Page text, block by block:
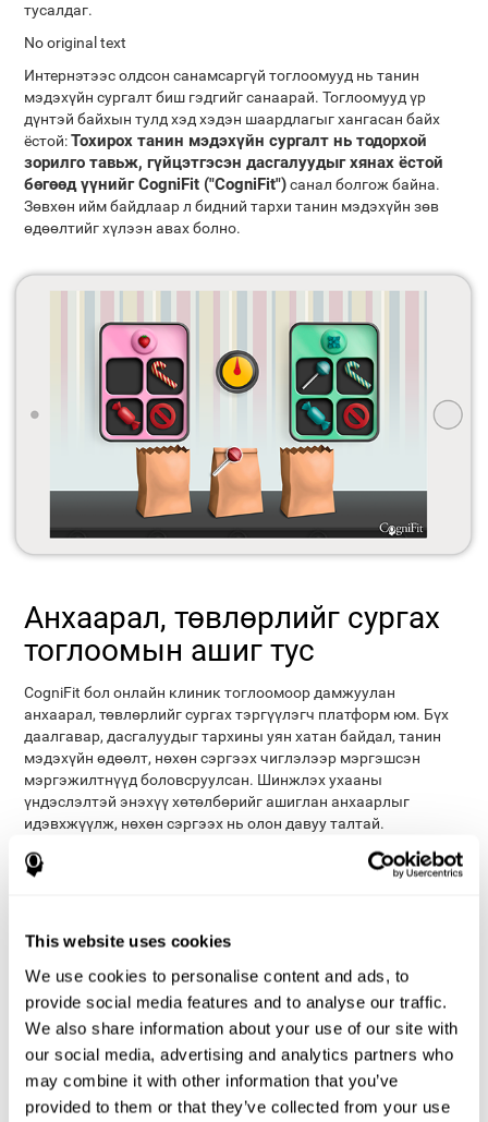
This website uses cookies
We use cookies to personalise content and ads, to
provide social media features and to analyse our traffic.
We also share information about your use of our site with
our social media, advertising and analytics partners who
may combine it with other information that you’ve
provided to them or that they’ve collected from your use
тусалдаг.
No original text
Интернэтээс олдсон санамсаргүй тоглоомууд нь танин
мэдэхүйн сургалт биш гэдгийг санаарай. Тоглоомууд үр
дүнтэй байхын тулд хэд хэдэн шаардлагыг хангасан байх
ёстой:Тохирох танин мэдэхүйн сургалт нь тодорхой
зорилго тавьж, гүйцэтгэсэн дасгалуудыг хянах ёстой
бөгөөд үүнийг CogniFit ("CogniFit")санал болгож байна.
Зөвхөн ийм байдлаар л бидний тархи танин мэдэхүйн зөв
өдөөлтийг хүлээн авах болно.
Анхаарал, төвлөрлийг сургах
тоглоомын ашиг тус
CogniFit бол онлайн клиник тоглоомоор дамжуулан
анхаарал, төвлөрлийг сургах тэргүүлэгч платформ юм. Бүх
даалгавар, дасгалуудыг тархины уян хатан байдал, танин
мэдэхүйн өдөөлт, нөхөн сэргээх чиглэлээр мэргэшсэн
мэргэжилтнүүд боловсруулсан. Шинжлэх ухааны
үндэслэлтэй энэхүү хөтөлбөрийг ашиглан анхаарлыг
идэвхжүүлж, нөхөн сэргээх нь олон давуу талтай.
Хувийн болон мэргэжлийн хэрэглэгчдэд зориулсан
платформыг удирдах нь маш энгийн бөгөөд мэдрэлийн
төвлөрүүлэх сургалт, үр дүнд хүрэхийн тулд зөн
совинтой, уян хатан, үр дүнтэй даалгаврын
удирдлагыг идэвхжүүлдэг
Сэтгэл татам тоглоомын загвар нь хэрэглэгчийн
хүсэл эрмэлзлийг нэмэгдүүлдэг
хүүхдүүдийн хүсэл эрмэлзлийг идэвхжүүлдэг. дасгал
хийх.
CogniFit-ийн анхаарлын төвд байгаа сургалт ньбүх